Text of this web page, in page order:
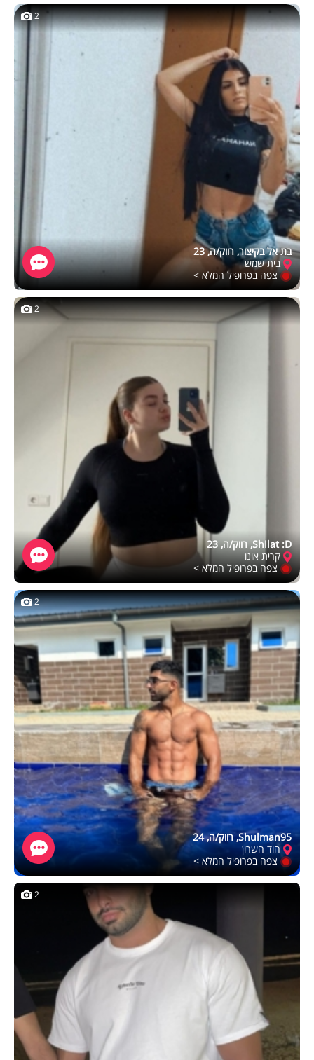
2
בת אל בקיצור, רווק/ה, 23
בית שמש
צפה בפרופיל המלא >
2
Shilat :D, רווק/ה, 23
קרית אונו
צפה בפרופיל המלא >
2
Shulman95, רווק/ה, 24
הוד השרון
צפה בפרופיל המלא >
2